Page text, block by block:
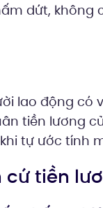
dứt, không
lao động có
tiền lương
tự ước tính
cứ tiền